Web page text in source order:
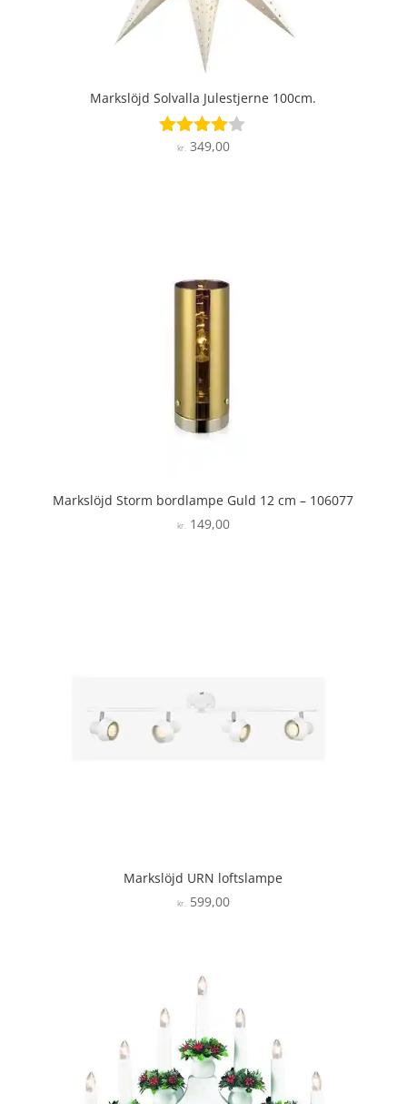
Markslöjd Solvalla Julestjerne 100cm.
Vurderet
kr.349,00
Markslöjd Storm bordlampe Guld 12 cm – 106077
kr.149,00
Markslöjd URN loftslampe
kr.599,00